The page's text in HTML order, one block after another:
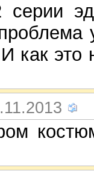
как